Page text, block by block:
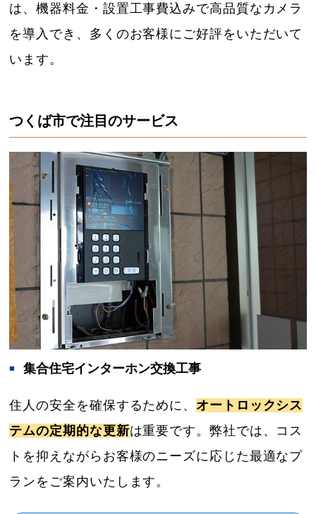
は、機器料金・設置工事費込みで高品質なカメラ
を導入でき、多くのお客様にご好評をいただいて
います。
つくば市で注目のサービス
集合住宅インターホン交換工事
住人の安全を確保するために、 オートロックシス
テムの定期的な更新は重要です。弊社では、コス
トを抑えながらお客様のニーズに応じた最適なプ
ランをご案内いたします。